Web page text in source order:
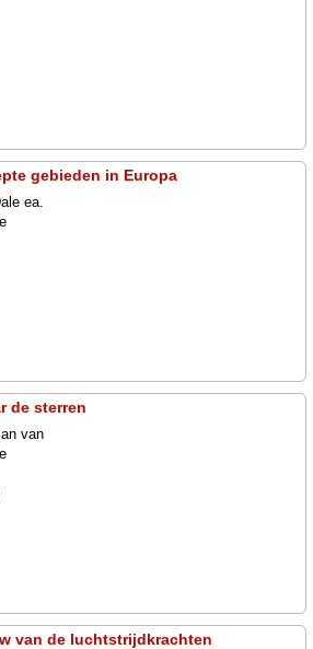
gebieden in Europa
ea.
de sterren
van
van de luchtstrijdkrachten